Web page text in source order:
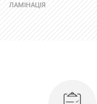
ЛАМІНАЦІЯ